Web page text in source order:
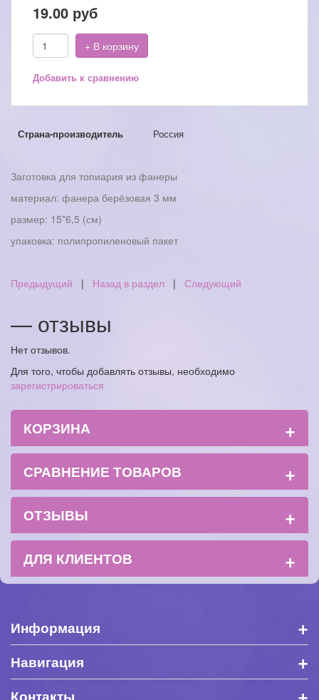
19.00 руб
+ В корзину
Добавить к сравнению
Страна-производитель Россия
Заготовка для топиария из фанеры
материал: фанера берёзовая 3 мм
размер: 15*6,5 (см)
упаковка: полипропиленовый пакет
Предыдущий | Назад в раздел | Следующий
— отзывы
Нет отзывов.
Для того, чтобы добавлять отзывы, необходимо
зарегистрироваться
КОРЗИНА +
СРАВНЕНИЕ ТОВАРОВ +
ОТЗЫВЫ +
ДЛЯ КЛИЕНТОВ +
Информация +
Навигация +
Контакты